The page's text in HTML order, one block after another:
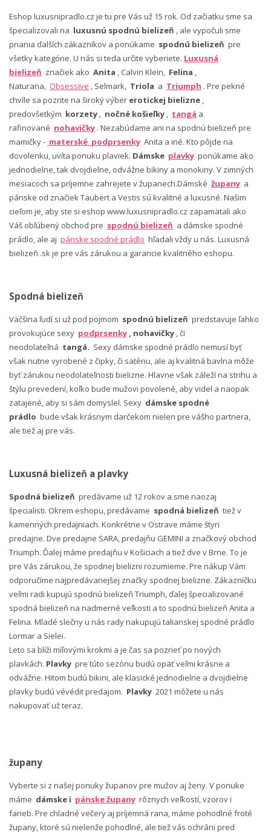
Eshop luxusnipradlo.cz je tu pre Vás už 15 rok. Od začiatku sme sa
špecializovali na luxusnú spodnú bielizeň , ale vypočuli sme
priania ďalších zákazníkov a ponúkame spodnú bielizeň pre
všetky kategórie. U nás si teda určite vyberiete. Luxusná
bielizeň značiek ako Anita , Calvin Klein, Felina ,
Naturana, Obsessive , Selmark, Triola a Triumph . Pre pekné
chvíle sa pozrite na široký výber erotickej bielizne ,
predovšetkým korzety , nočné košieľky , tangá a
rafinované nohavičky . Nezabúdame ani na spodnú bielizeň pre
mamičky - materské podprsenky Anita a iné. Kto pôjde na
dovolenku, uvíta ponuku plaviek. Dámske plavky ponúkame ako
jednodielne, tak dvojdielne, odvážne bikiny a monokiny. V zimných
mesiacoch sa príjemne zahrejete v županech.Dámské župany a
pánske od značiek Taubert a Vestis sú kvalitné a luxusné. Našim
cieľom je, aby ste si eshop www.luxusnipradlo.cz zapamätali ako
Váš obľúbený obchod pre spodnú bielizeň a dámske spodné
prádlo, ale aj pánske spodné prádlo hľadali vždy u nás. Luxusná
bielizeň .sk je pre vás zárukou a garancie kvalitného eshopu.
Spodná bielizeň
Väčšina ľudí si už pod pojmom spodnú bielizeň predstavuje ľahko
provokujúce sexy podprsenky , nohavičky , či
neodolateľná tangá. Sexy dámske spodné prádlo nemusí byť
však nutne vyrobené z čipky, či saténu, ale aj kvalitná bavlna môže
byť zárukou neodolateľnosti bielizne. Hlavne však záleží na strihu a
štýlu prevedení, koľko bude mužovi povolené, aby videl a naopak
zatajené, aby si sám domyslel. Sexy dámske spodné
prádlo bude však krásnym darčekom nielen pre vášho partnera,
ale tiež aj pre vás.
Luxusná bielizeň a plavky
Spodná bielizeň predávame už 12 rokov a sme naozaj
špecialisti. Okrem eshopu, predávame spodná bielizeň tiež v
kamenných predajniach. Konkrétne v Ostrave máme štyri
predajne. Dve predajne SARA, predajňu GEMINI a značkový obchod
Triumph. Ďalej máme predajňu v Košiciach a tiež dve v Brne. To je
pre Vás zárukou, že spodnej bielizni rozumieme. Pre nákup Vám
odporučíme najpredávanejšej značky spodnej bielizne. Zákazníčku
veľmi radi kupujú spodnú bielizeň Triumph, ďalej špecializované
spodná bielizeň na nadmerné veľkosti a to spodnú bielizeň Anita a
Felina. Mladé slečny u nás rady nakupujú talianskej spodné prádlo
Lormar a Sielei.
Leto sa blíži míľovými krokmi a je čas sa pozrieť po nových
plavkách. Plavky pre túto sezónu budú opäť veľmi krásne a
odvážne. Hitom budú bikini, ale klasické jednodielne a dvojdielne
plavky budú vévédit predajom. Plavky 2021 môžete u nás
nakupovať už teraz.
župany
Vyberte si z našej ponuky županov pre mužov aj ženy. V ponuke
máme dámske i pánske župany rôznych veľkostí, vzorov i
farieb. Pre chladné večery aj príjemná rana, máme pohodlné froté
župany, ktoré sú nielenže pohodlné, ale tiež vás ochráni pred